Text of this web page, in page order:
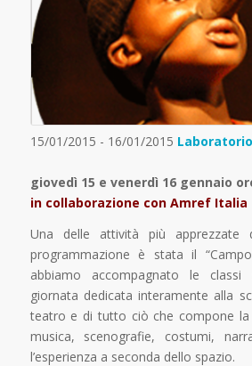
15/01/2015 - 16/01/2015 Laboratorio
giovedì 15 e venerdì 16 gennaio
in collaborazione con Amref Italia
Una delle attività più
programmazione è stata il
abbiamo accompagnato le classi
giornata dedicata interamente alla
teatro e di tutto ciò che compone la
musica, scenografie, costumi,
l’esperienza a seconda dello spazio.